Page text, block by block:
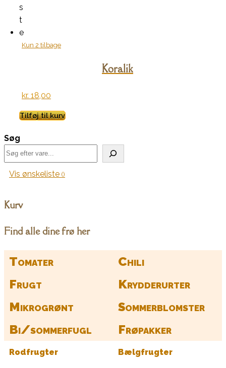
s
t
e
Kun 2 tilbage
Koralik
kr. 18,00
Tilføj til kurv
Søg
Vis ønskeliste
Kurv
Find alle dine frø her
Tomater
Chili
Frugt
Krydderurter
Mikrogrønt
Sommerblomster
Bi/sommerfugl
Frøpakker
Rodfrugter Bælgfrugter